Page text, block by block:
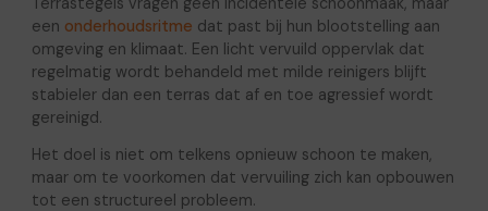
een onderhoudsritme dat past bij hun blootstelling aan
omgeving en klimaat. Een licht vervuild oppervlak dat
regelmatig wordt behandeld met milde reinigers blijft
stabieler dan een terras dat af en toe agressief wordt
gereinigd.
Het doel is niet om telkens opnieuw schoon te maken,
maar om te voorkomen dat vervuiling zich kan opbouwen
tot een structureel probleem.